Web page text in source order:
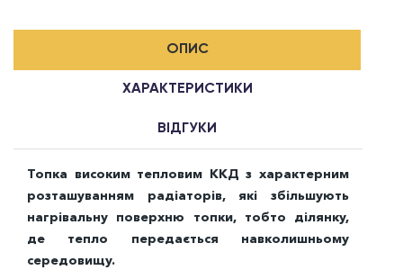
ОПИС
ХАРАКТЕРИСТИКИ
ВІДГУКИ
Топка високим тепловим ККД з характерним
розташуванням радіаторів, які збільшують
нагрівальну поверхню топки, тобто ділянку,
де тепло передається навколишньому
середовищу.